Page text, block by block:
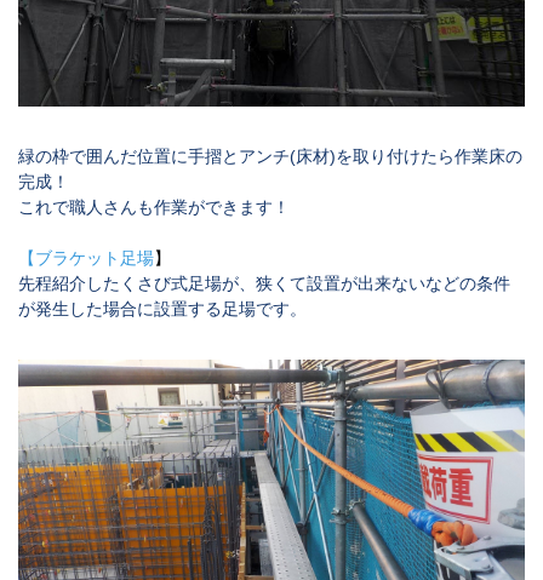
緑の枠で囲んだ位置に手摺とアンチ(床材)を取り付けたら作業床の
完成！
これで職人さんも作業ができます！
【ブラケット足場】
先程紹介したくさび式足場が、狭くて設置が出来ないなどの条件
が発生した場合に設置する足場です。